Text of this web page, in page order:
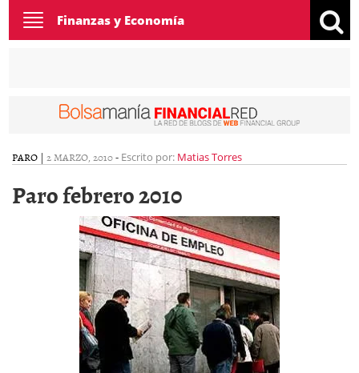
Toggle
navigation
Finanzas y Economía
PARO | 2 MARZO, 2010- Escrito por: Matias Torres
Paro febrero 2010